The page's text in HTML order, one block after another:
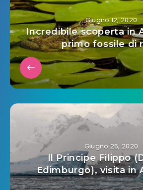
Giugno 12, 2020
Incredibile scoperta in
primo fossile di
Giugno 26, 2020
Il Principe Filippo
Edimburgo), visita in